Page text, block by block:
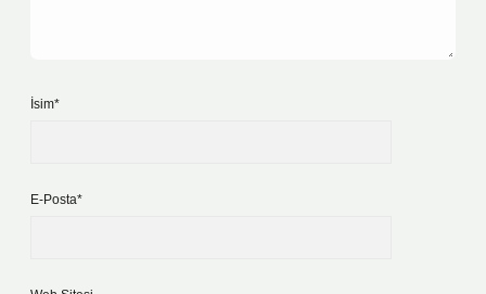
İsim*
E-Posta*